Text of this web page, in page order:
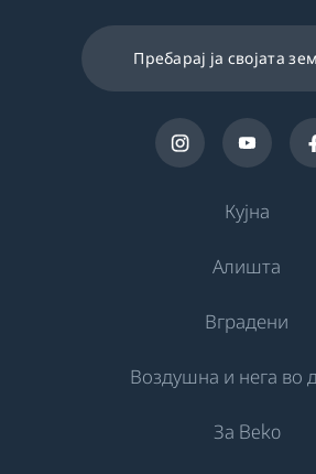
Пребарај ја својата
Кујна
Фрижидери
Замрзнувачи
Алишта
Машини за
Самостојни машини за
Интегрирани машини за
Вградени
Интегрирани
Воздушна и нега во
За Beko